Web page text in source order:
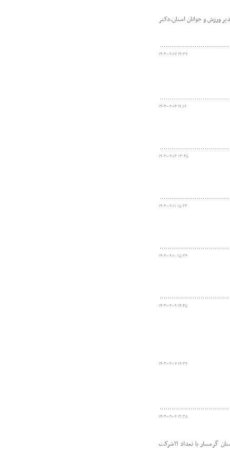
ورزش و جوانان استان،دکتر
۱۴۰۳-۰۲-۱۷ ۱۴:۳۷
۱۴۰۳-۰۲-۱۴ ۱۹:۱۶
۱۴۰۳-۰۲-۱۳ ۱۳:۴۵
۱۴۰۳-۰۲-۱۱ ۱۵:۲۳
۱۴۰۳-۰۲-۱۰ ۱۵:۳۶
۱۴۰۳-۰۲-۰۹ ۱۴:۴۵
۱۴۰۳-۰۲-۰۷ ۱۶:۳۹
۱۴۰۳-۰۲-۰۶ ۱۲:۳۸
این دوره به همت هیات پزشکی ورزشی شهرستان گرمسار، از ۵ الی۷ اردیبهشت ماه و ۱۲ الی ۱۴ اردیبهشت در سالن آموزش هلال احمرشهرستان گرمسار با تعداد ۱۱شرکت